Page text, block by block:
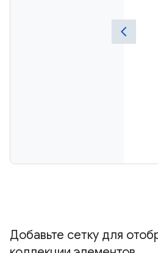
Добавьте сетку для